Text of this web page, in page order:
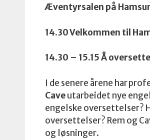
Æventyrsalen på
14.30 Velkommen til
14.30 – 15.15 Å
I de senere årene har
Caveutarbeidet nye
engelske oversettelser?
oversettelser? Rem og
og løsninger.